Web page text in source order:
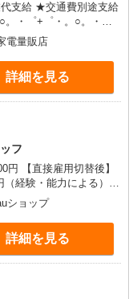
支給 ★交通費別途支給
お友達を紹介
有) ★月2回払
★ ゜・。○。・゜
電量販店
詳細を見る
フ
円 【直接雇用切替後】
経験・能力による）
日 ・試用期間最短3
更無） ・社会保険完備
トステーション ・誕生
゜+゜・。
入社祝い金10万円支
ショップ
詳細を見る